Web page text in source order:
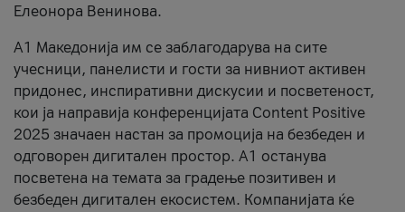
Елеонора Венинова.
А1 Македонија им се заблагодарува на сите
учесници, панелисти и гости за нивниот активен
придонес, инспиративни дискусии и посветеност,
кои ја направија конференцијата Content Positive
2025 значаен настан за промоција на безбеден и
одговорен дигитален простор. А1 останува
посветена на темата за градење позитивен и
безбеден дигитален екосистем. Компанијата ќе